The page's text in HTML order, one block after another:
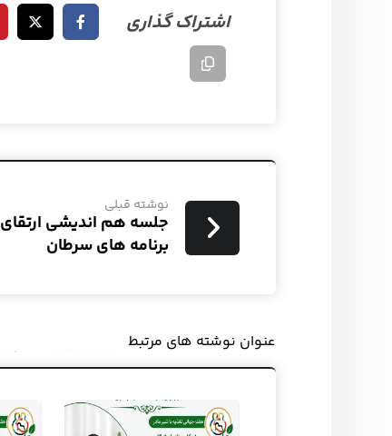
نوشته قبلی
جلسه هم اندیشی ارتقای
برنامه های سرطان
عنوان ‫نوشته های مرتبط